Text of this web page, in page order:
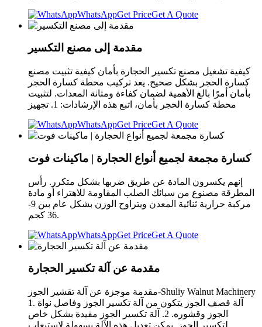
WhatsAppGet PriceGet A Quote
مقدمة إلى مصنع التكسير
كيفية تشغيل مصنع تكسير الحجارة بأمان كيفية تثبيت مصنع
كسارة الحجر بشكل صحيح. يعد تركيب محطة كسارة الحجر
بأمان أمرًا بالغ الأهمية لضمان كفاءة ومتانة المعدات. لتثبيت
محطة كسارة الحجر بأمان، اتبع هذه الإرشادات: 1. تجهيز
WhatsAppGet PriceGet A Quote
كسارة مجمعة لجميع أنواع الحجارة | ماكينات فوت
إنهم يكسرون المادة عن طريق ضربها بشكل متكرر. رأس
المطرقة مصنوع من سبائك الصلب المقاومة للاهتراء أو مادة
مركبة حرارية ثنائية المعدن ويتراوح الوزن بشكل عام بين 9-
36 كجم.
WhatsAppGet PriceGet A Quote
مقدمة عن آلة تكسير الحجارة
مقدمة موجزة عن آلة تقشير الجوز-Shuliy Walnut Machinery
1. آلة قصف الجوز يتكون من آلة تكسير الجوز وفاصل نواة
الجوز وقشوره. 2. آلة تكسير الجوز مفيدة بشكل خاص
لتكسير الجوز. يمكن تعديل هذه الآلة بسهولة لاستيعاب